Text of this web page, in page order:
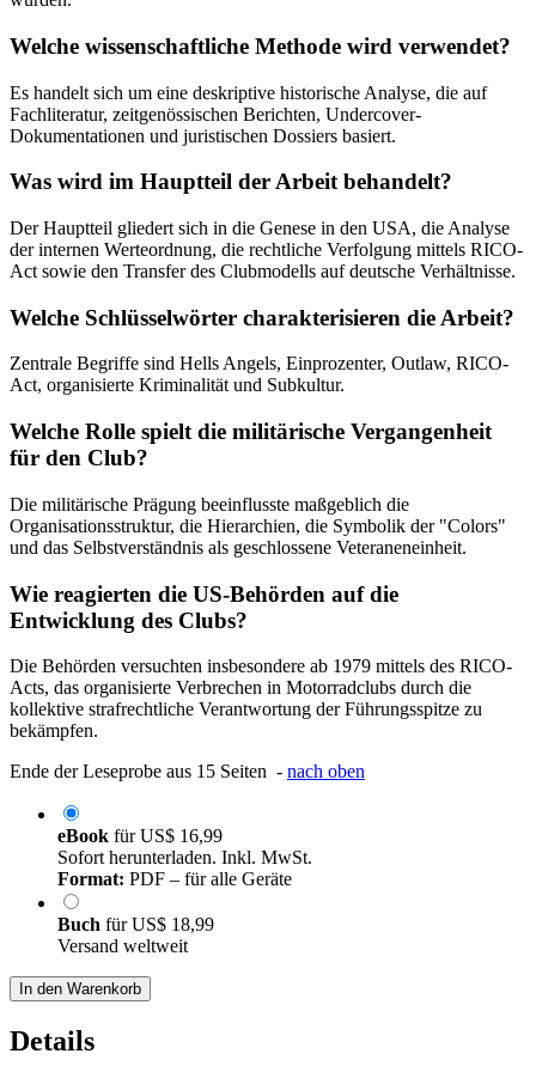
Welche wissenschaftliche Methode wird verwendet?
Es handelt sich um eine deskriptive historische Analyse, die auf
Fachliteratur, zeitgenössischen Berichten, Undercover-
Dokumentationen und juristischen Dossiers basiert.
Was wird im Hauptteil der Arbeit behandelt?
Der Hauptteil gliedert sich in die Genese in den USA, die Analyse
der internen Werteordnung, die rechtliche Verfolgung mittels RICO-
Act sowie den Transfer des Clubmodells auf deutsche Verhältnisse.
Welche Schlüsselwörter charakterisieren die Arbeit?
Zentrale Begriffe sind Hells Angels, Einprozenter, Outlaw, RICO-
Act, organisierte Kriminalität und Subkultur.
Welche Rolle spielt die militärische Vergangenheit
für den Club?
Die militärische Prägung beeinflusste maßgeblich die
Organisationsstruktur, die Hierarchien, die Symbolik der "Colors"
und das Selbstverständnis als geschlossene Veteraneneinheit.
Wie reagierten die US-Behörden auf die
Entwicklung des Clubs?
Die Behörden versuchten insbesondere ab 1979 mittels des RICO-
Acts, das organisierte Verbrechen in Motorradclubs durch die
kollektive strafrechtliche Verantwortung der Führungsspitze zu
bekämpfen.
Ende der Leseprobe aus 15 Seiten - nach oben
eBook fürUS$ 16,99
Sofort herunterladen. Inkl. MwSt.
Format: PDF – für alle Geräte
Buch fürUS$ 18,99
Versand weltweit
In den Warenkorb
Details